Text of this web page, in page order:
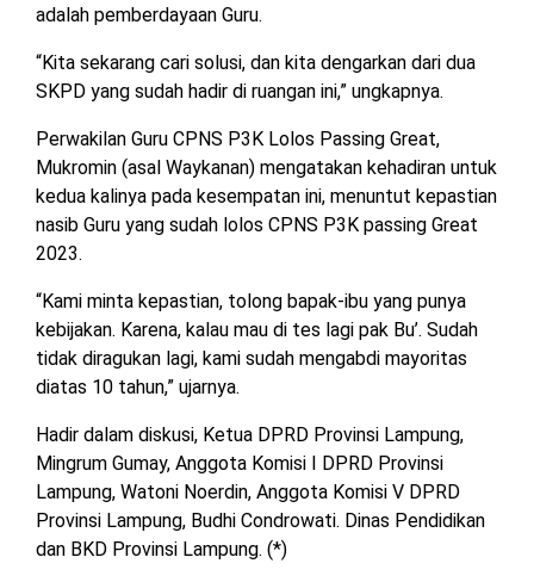
PERIKLANAN
PRIVASI
MEDIA
MEDIA
KAMI
adalah pemberdayaan Guru.
“Kita sekarang cari solusi, dan kita dengarkan dari dua
SKPD yang sudah hadir di ruangan ini,” ungkapnya.
Perwakilan Guru CPNS P3K Lolos Passing Great,
Mukromin (asal Waykanan) mengatakan kehadiran untuk
kedua kalinya pada kesempatan ini, menuntut kepastian
nasib Guru yang sudah lolos CPNS P3K passing Great
2023.
“Kami minta kepastian, tolong bapak-ibu yang punya
kebijakan. Karena, kalau mau di tes lagi pak Bu’. Sudah
tidak diragukan lagi, kami sudah mengabdi mayoritas
diatas 10 tahun,” ujarnya.
Hadir dalam diskusi, Ketua DPRD Provinsi Lampung,
Mingrum Gumay, Anggota Komisi I DPRD Provinsi
Lampung, Watoni Noerdin, Anggota Komisi V DPRD
Provinsi Lampung, Budhi Condrowati. Dinas Pendidikan
dan BKD Provinsi Lampung. (*)